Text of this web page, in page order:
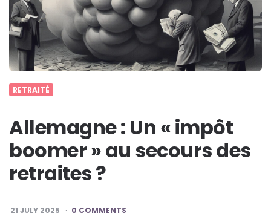
RETRAITÉ
Allemagne : Un « impôt
boomer » au secours des
retraites ?
21 JULY 2025 0 COMMENTS